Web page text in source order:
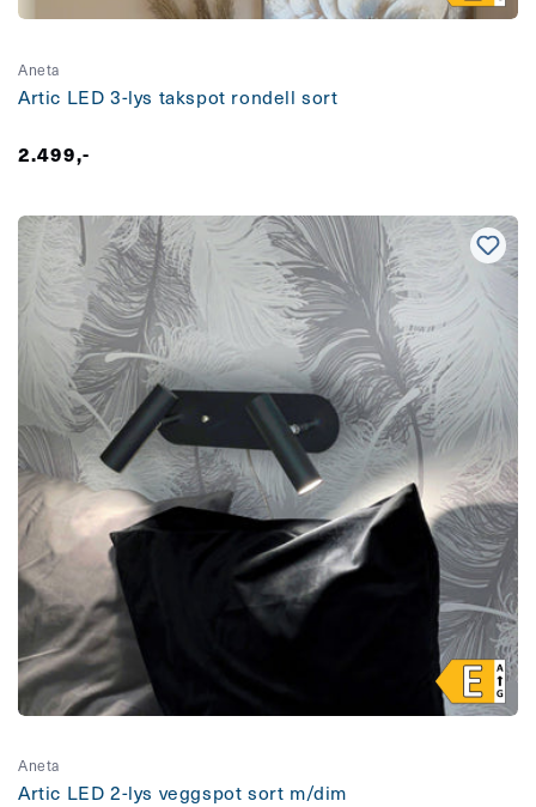
Aneta
Artic LED 3-lys takspot rondell sort
Vanlig
2.499,-
Aneta
Artic LED 2-lys veggspot sort m/dim